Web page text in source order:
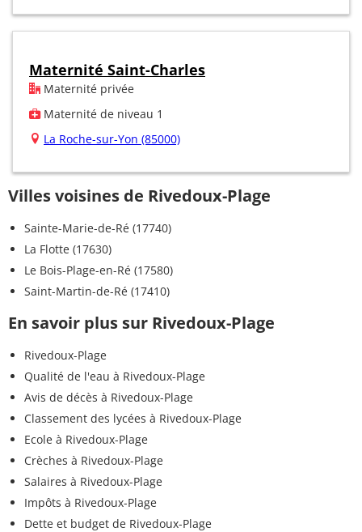
Maternité Saint-Charles
Maternité privée
Maternité de niveau 1
La Roche-sur-Yon (85000)
Villes voisines de Rivedoux-Plage
Sainte-Marie-de-Ré (17740)
La Flotte (17630)
Le Bois-Plage-en-Ré (17580)
Saint-Martin-de-Ré (17410)
En savoir plus sur Rivedoux-Plage
Rivedoux-Plage
Qualité de l'eau à Rivedoux-Plage
Avis de décès à Rivedoux-Plage
Classement des lycées à Rivedoux-Plage
Ecole à Rivedoux-Plage
Crèches à Rivedoux-Plage
Salaires à Rivedoux-Plage
Impôts à Rivedoux-Plage
Dette et budget de Rivedoux-Plage